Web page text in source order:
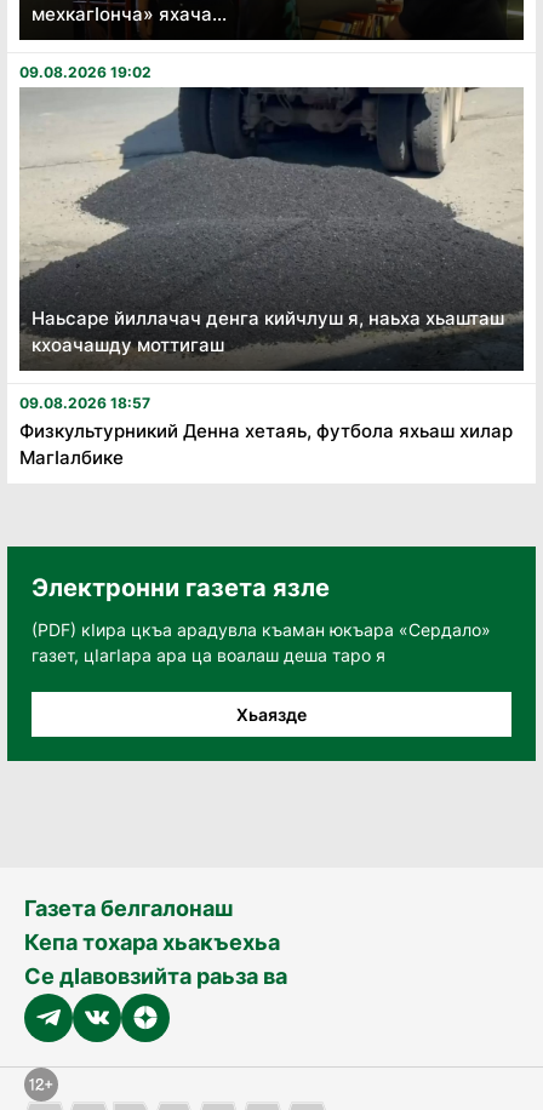
мехкагӏонча» яхача...
09.08.2026 19:02
Наьсаре йиллачач денга кийчлуш я, наьха хьашташ
кхоачашду моттигаш
09.08.2026 18:57
Физкультурникий Денна хетаяь, футбола яхьаш хилар
Магӏалбике
Электронни газета язле
(PDF) кӀира цкъа арадувла къаман юкъара «Сердало»
газет, цӀагӀара ара ца воалаш деша таро я
Хьаязде
Газета белгалонаш
Кепа тохара хьакъехьа
Се дӀавовзийта раьза ва